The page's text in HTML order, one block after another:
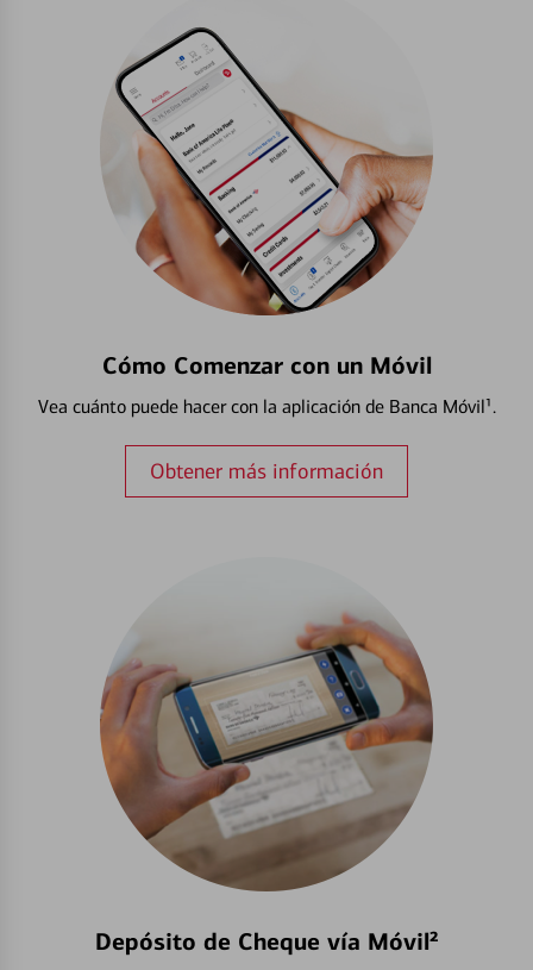
Cómo Comenzar con un Móvil
Vea cuánto puede hacer con la aplicación de Banca Móvil¹.
Obtener más información
Depósito de Cheque vía Móvil²